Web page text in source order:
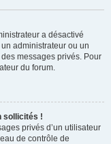
a désactivé
administrateur ou un
messages privés. Pour
du forum.
sollicités !
privés d’un utilisateur
de contrôle de